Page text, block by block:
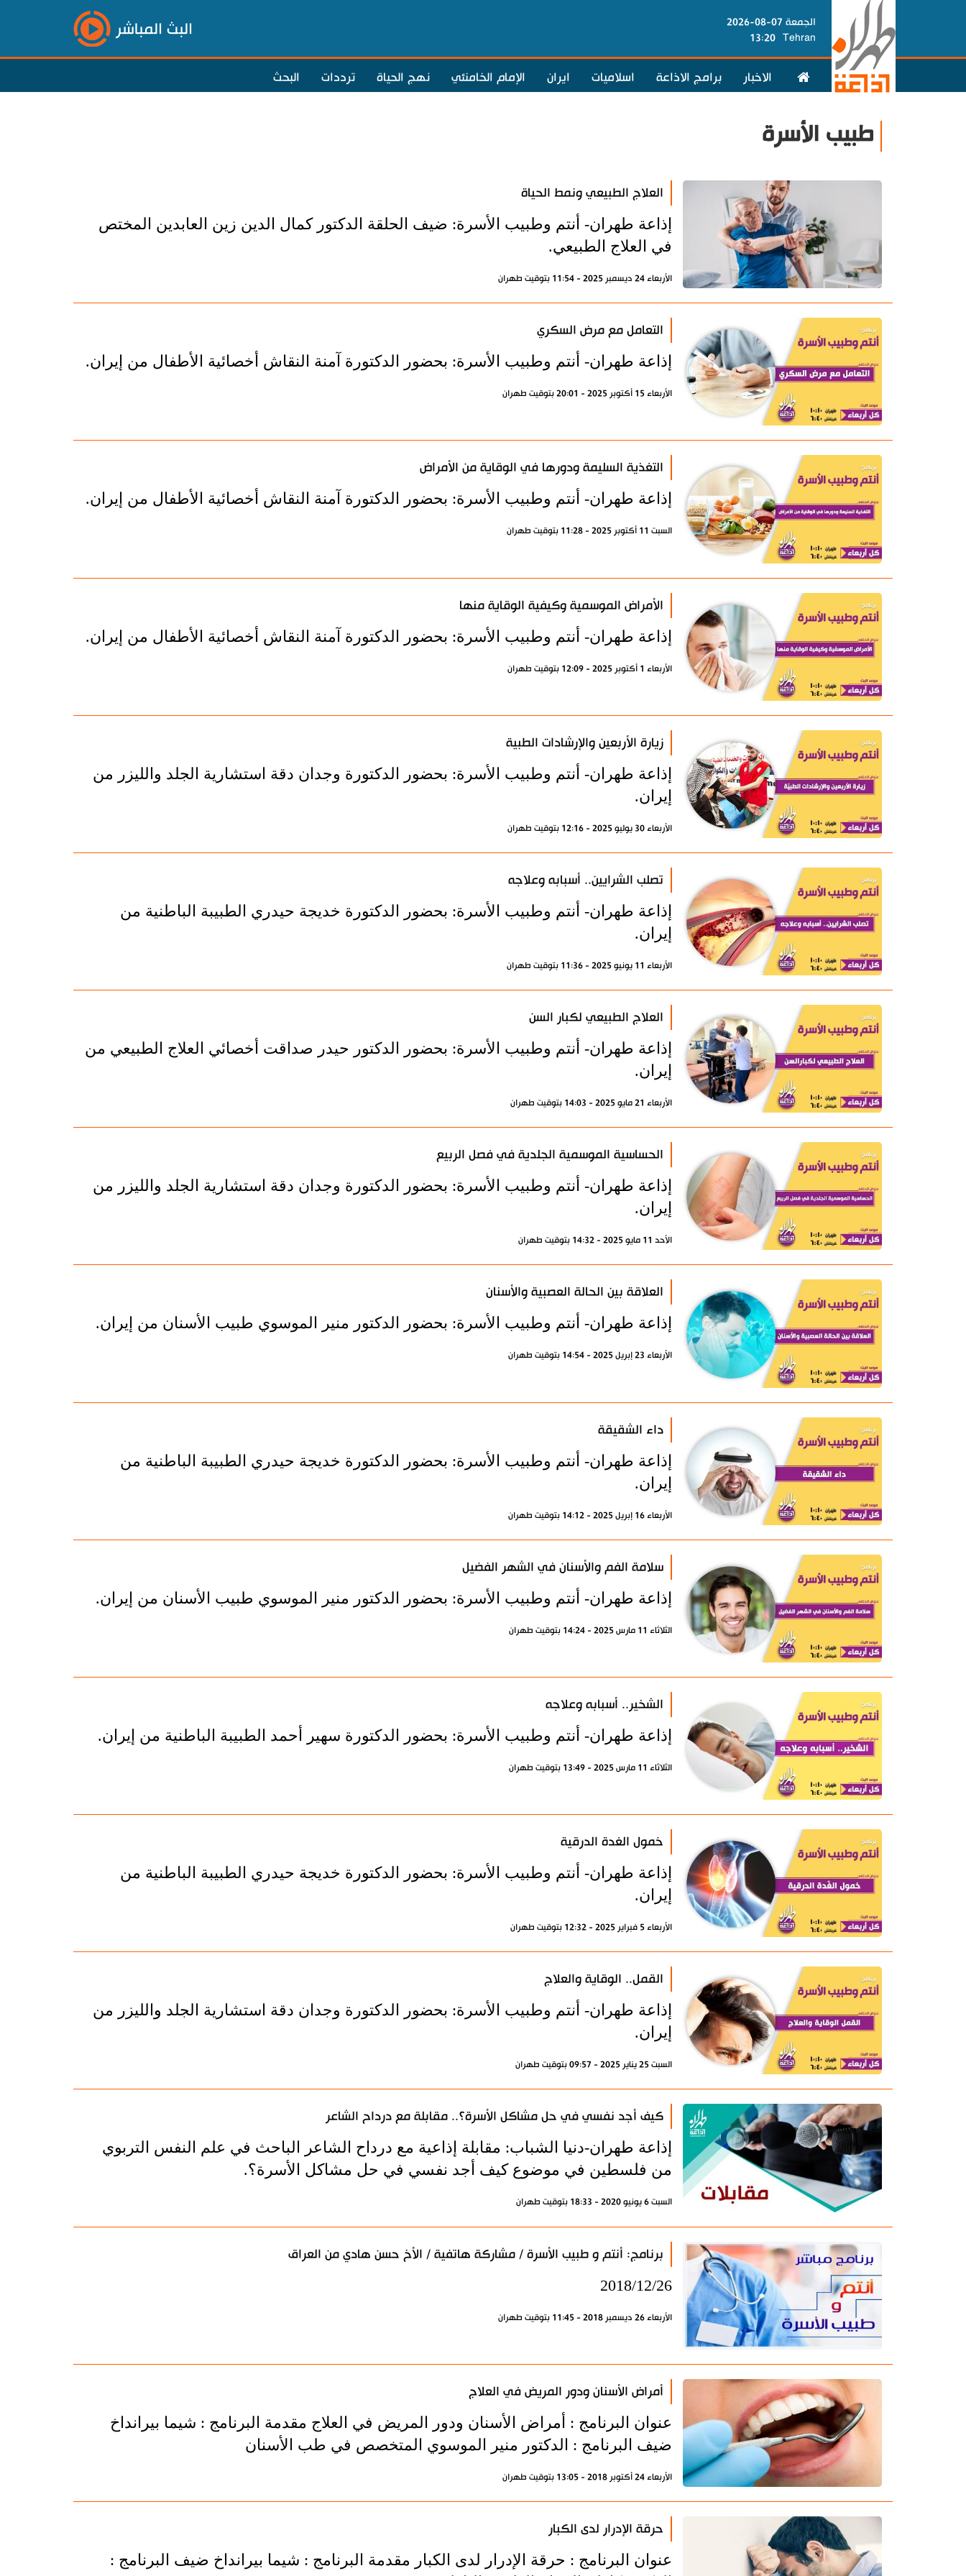
الجمعة 07-08-2026
Tehran
13:20 البث المباشر
الاخبار برامج الاذاعة اسلاميات ايران الإمام الخامنئي نهج الحياة ترددات البحث
طبيب الأسرة
العلاج الطبيعي ونمط الحياة
إذاعة طهران- أنتم وطبيب الأسرة: ضيف الحلقة الدكتور كمال الدين زين العابدين المختص
في العلاج الطبيعي.
الأربعاء 24 ديسمبر 2025 - 11:54 بتوقيت طهران
التعامل مع مرض السكري
إذاعة طهران- أنتم وطبيب الأسرة: بحضور الدكتورة آمنة النقاش أخصائية الأطفال من إيران.
الأربعاء 15 أكتوبر 2025 - 20:01 بتوقيت طهران
التغذية السليمة ودورها في الوقاية من الأمراض
إذاعة طهران- أنتم وطبيب الأسرة: بحضور الدكتورة آمنة النقاش أخصائية الأطفال من إيران.
السبت 11 أكتوبر 2025 - 11:28 بتوقيت طهران
الأمراض الموسمية وكيفية الوقاية منها
إذاعة طهران- أنتم وطبيب الأسرة: بحضور الدكتورة آمنة النقاش أخصائية الأطفال من إيران.
الأربعاء 1 أكتوبر 2025 - 12:09 بتوقيت طهران
زيارة الأربعين والإرشادات الطبية
إذاعة طهران- أنتم وطبيب الأسرة: بحضور الدكتورة وجدان دقة استشارية الجلد والليزر من
إيران.
الأربعاء 30 يوليو 2025 - 12:16 بتوقيت طهران
تصلب الشرايين.. أسبابه وعلاجه
إذاعة طهران- أنتم وطبيب الأسرة: بحضور الدكتورة خديجة حيدري الطبيبة الباطنية من
إيران.
الأربعاء 11 يونيو 2025 - 11:36 بتوقيت طهران
العلاج الطبيعي لكبار السن
إذاعة طهران- أنتم وطبيب الأسرة: بحضور الدكتور حيدر صداقت أخصائي العلاج الطبيعي من
إيران.
الأربعاء 21 مايو 2025 - 14:03 بتوقيت طهران
الحساسية الموسمية الجلدية في فصل الربيع
إذاعة طهران- أنتم وطبيب الأسرة: بحضور الدكتورة وجدان دقة استشارية الجلد والليزر من
إيران.
الأحد 11 مايو 2025 - 14:32 بتوقيت طهران
العلاقة بين الحالة العصبية والأسنان
إذاعة طهران- أنتم وطبيب الأسرة: بحضور الدكتور منير الموسوي طبيب الأسنان من إيران.
الأربعاء 23 إبريل 2025 - 14:54 بتوقيت طهران
داء الشقيقة
إذاعة طهران- أنتم وطبيب الأسرة: بحضور الدكتورة خديجة حيدري الطبيبة الباطنية من
إيران.
الأربعاء 16 إبريل 2025 - 14:12 بتوقيت طهران
سلامة الفم والأسنان في الشهر الفضيل
إذاعة طهران- أنتم وطبيب الأسرة: بحضور الدكتور منير الموسوي طبيب الأسنان من إيران.
الثلاثاء 11 مارس 2025 - 14:24 بتوقيت طهران
الشخير.. أسبابه وعلاجه
إذاعة طهران- أنتم وطبيب الأسرة: بحضور الدكتورة سهير أحمد الطبيبة الباطنية من إيران.
الثلاثاء 11 مارس 2025 - 13:49 بتوقيت طهران
خمول الغدة الدرقية
إذاعة طهران- أنتم وطبيب الأسرة: بحضور الدكتورة خديجة حيدري الطبيبة الباطنية من
إيران.
الأربعاء 5 فبراير 2025 - 12:32 بتوقيت طهران
القمل.. الوقاية والعلاج
إذاعة طهران- أنتم وطبيب الأسرة: بحضور الدكتورة وجدان دقة استشارية الجلد والليزر من
إيران.
السبت 25 يناير 2025 - 09:57 بتوقيت طهران
كيف أجد نفسي في حل مشاكل الأسرة؟.. مقابلة مع درداح الشاعر
إذاعة طهران-دنيا الشباب: مقابلة إذاعية مع درداح الشاعر الباحث في علم النفس التربوي
من فلسطين في موضوع كيف أجد نفسي في حل مشاكل الأسرة؟.
السبت 6 يونيو 2020 - 18:33 بتوقيت طهران
برنامج: أنتم و طبيب الأسرة / مشاركة هاتفية / الأخ حسن هادي من العراق
2018/12/26
الأربعاء 26 ديسمبر 2018 - 11:45 بتوقيت طهران
أمراض الأسنان ودور المريض في العلاج
عنوان البرنامج : أمراض الأسنان ودور المريض في العلاج مقدمة البرنامج : شيما بيرانداخ
ضيف البرنامج : الدكتور منير الموسوي المتخصص في طب الأسنان
الأربعاء 24 أكتوبر 2018 - 13:05 بتوقيت طهران
حرقة الإدرار لدى الكبار
عنوان البرنامج : حرقة الإدرار لدى الكبار مقدمة البرنامج : شيما بيرانداخ ضيف البرنامج :